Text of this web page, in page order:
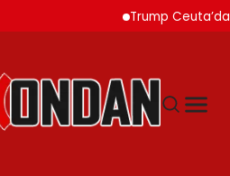
Trump Ceuta’daki